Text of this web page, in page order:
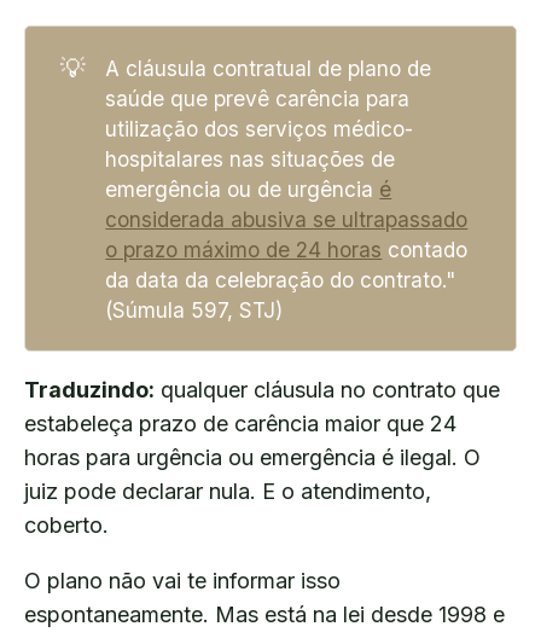
💡
A cláusula contratual de plano de
saúde que prevê carência para
utilização dos serviços médico-
hospitalares nas situações de
emergência ou de urgência é
considerada abusiva se ultrapassado
o prazo máximo de 24 horas contado
da data da celebração do contrato."
(Súmula 597, STJ)
Traduzindo: qualquer cláusula no contrato que
estabeleça prazo de carência maior que 24
horas para urgência ou emergência é ilegal. O
juiz pode declarar nula. E o atendimento,
coberto.
O plano não vai te informar isso
espontaneamente. Mas está na lei desde 1998 e